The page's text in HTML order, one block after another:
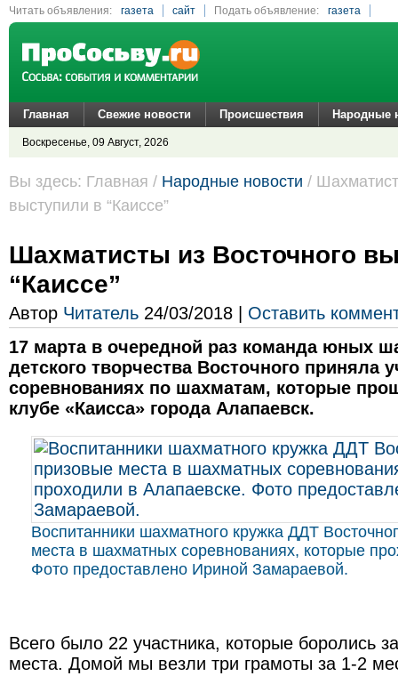
Читать объявления: газета сайт Подать объявление:
газета
сайт
Главная Свежие новости Происшествия Народные
Воскресенье, 09 Август, 2026
Вы здесь: Главная / Народные новости /
выступили в “Каиссе”
Шахматисты из Восточного
“Каиссе”
Автор Читатель 24/03/2018 | Оставить
17 марта в очередной раз команда юных
детского творчества Восточного приняла
соревнованиях по шахматам, которые
клубе «Каисса» города Алапаевск.
Воспитанники шахматного кружка ДДТ
места в шахматных соревнованиях, которые
Фото предоставлено Ириной Замараевой.
Всего было 22 участника, которые боролись
места. Домой мы везли три грамоты за 1-2